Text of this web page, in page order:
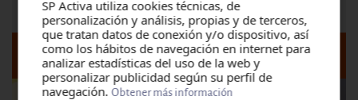
DETALLE Y FECHAS DEL CURSO
SP Activa utiliza cookies técnicas, de
personalización y análisis, propias y de terceros,
que tratan datos de conexión y/o dispositivo, así
como los hábitos de navegación en internet para
analizar estadísticas del uso de la web y
personalizar publicidad según su perfil de
navegación.Obtener más información